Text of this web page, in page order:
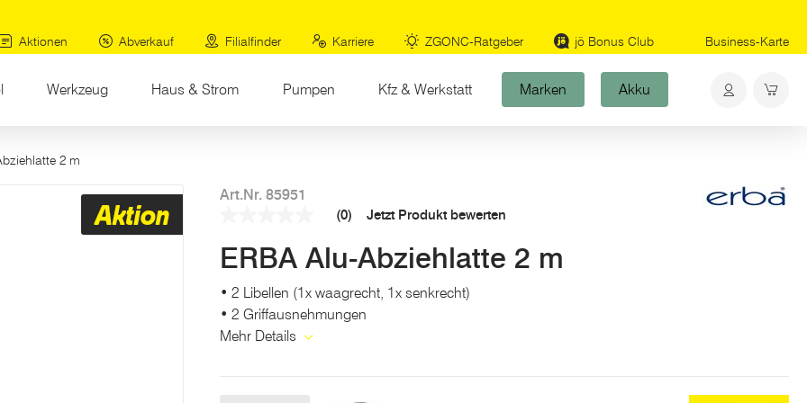
Aktionen
Abverkauf Filialfinder Karriere ZGONC-Ratgeber jö Bonus Club Business-Karte
Werkzeug Haus & Strom Pumpen Kfz & Werkstatt Marken Akku
2 m
Aktion
Art.Nr. 85951
Link
auf
Seite.
(0) Jetzt Produkt bewerten
ERBA Alu-Abziehlatte 2 m
• 2 Libellen (1x waagrecht, 1x senkrecht)
• 2 Griffausnehmungen
Mehr Details